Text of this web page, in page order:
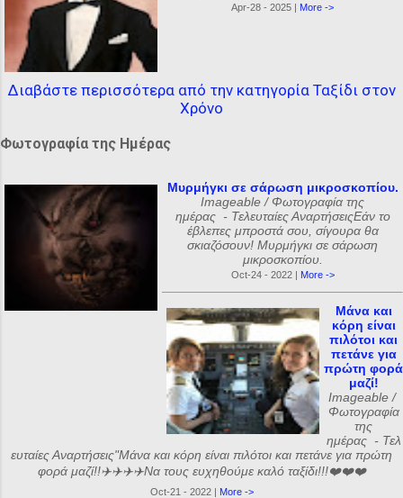
Apr-28 - 2025 | More ->
Διαβάστε περισσότερα από την κατηγορία Ταξίδι στον
Χρόνο
Φωτογραφία της Ημέρας
Μυρμήγκι σε σάρωση μικροσκοπίου.
Imageable / Φωτογραφία της
ημέρας - Τελευταίες ΑναρτήσειςΕάν το
έβλεπες μπροστά σου, σίγουρα θα
σκιαζόσουν! Μυρμήγκι σε σάρωση
μικροσκοπίου.
Oct-24 - 2022 | More ->
Μάνα και
κόρη είναι
πιλότοι και
πετάνε για
πρώτη φορά
μαζί!
Imageable /
Φωτογραφία
της
ημέρας - Τελ
ευταίες Αναρτήσεις"Μάνα και κόρη είναι πιλότοι και πετάνε για πρώτη
φορά μαζί!!✈️✈️✈️✈️Να τους ευχηθούμε καλό ταξίδι!!!❤️❤️❤️
Oct-21 - 2022 | More ->